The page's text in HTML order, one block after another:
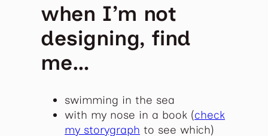
when I’m not
designing, find
me…
swimming in the sea
with my nose in a book (check
my storygraph to see which)